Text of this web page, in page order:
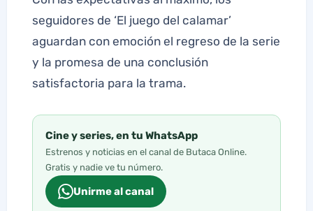
seguidores de ‘El juego del calamar’
aguardan con emoción el regreso de la serie
y la promesa de una conclusión
satisfactoria para la trama.
Cine y series, en tu WhatsApp
Estrenos y noticias en el canal de Butaca Online.
Gratis y nadie ve tu número.
Unirme al canal